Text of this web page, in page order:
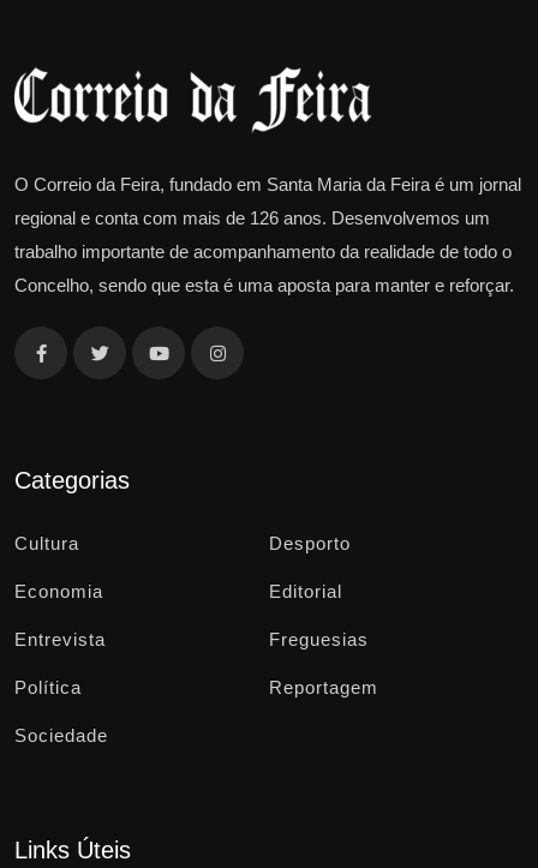
O Correio da Feira, fundado em Santa Maria da Feira é um jornal
regional e conta com mais de 126 anos. Desenvolvemos um
trabalho importante de acompanhamento da realidade de todo o
Concelho, sendo que esta é uma aposta para manter e reforçar.
Categorias
Cultura Desporto
Economia Editorial
Entrevista Freguesias
Política Reportagem
Sociedade
Links Úteis